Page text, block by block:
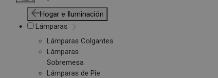
Hogar e Iluminación
Lámparas
Lámparas Colgantes
Lámparas
Sobremesa
Lámparas de Pie